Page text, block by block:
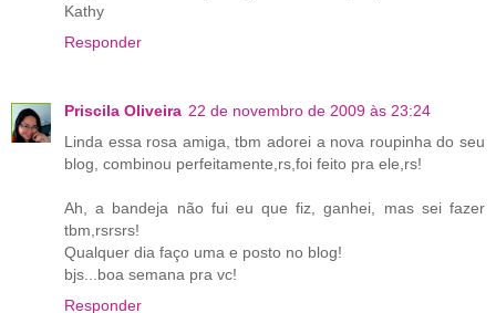
Kathy
Responder
Priscila Oliveira 22 de novembro de 2009 às 23:24
Linda essa rosa amiga, tbm adorei a nova roupinha do seu
blog, combinou perfeitamente,rs,foi feito pra ele,rs!
Ah, a bandeja não fui eu que fiz, ganhei, mas sei fazer
tbm,rsrsrs!
Qualquer dia faço uma e posto no blog!
bjs...boa semana pra vc!
Responder